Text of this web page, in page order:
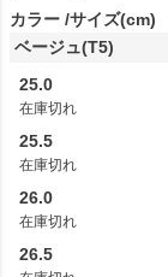
カラー サイズ(cm)
ベージュ(T5)
25.0
在庫切れ
25.5
在庫切れ
26.0
在庫切れ
26.5